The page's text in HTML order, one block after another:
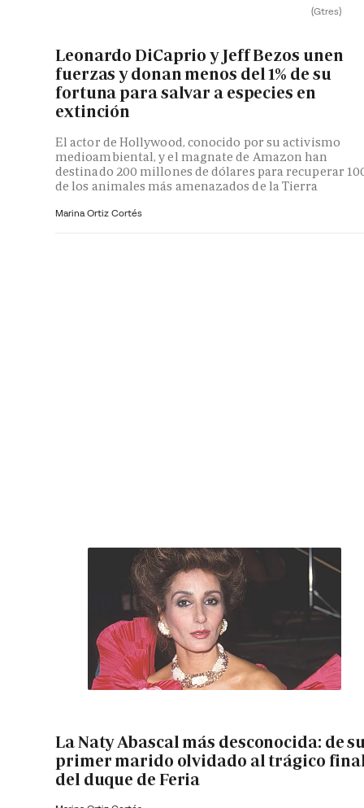
(Gtres)
Leonardo DiCaprio y Jeff Bezos unen
fuerzas y donan menos del 1% de su
fortuna para salvar a especies en
extinción
El actor de Hollywood, conocido por su activismo
medioambiental, y el magnate de Amazon han
destinado 200 millones de dólares para recuperar
de los animales más amenazados de la Tierra
Marina Ortiz Cortés
La Naty Abascal más desconocida: de
primer marido olvidado al trágico
del duque de Feria